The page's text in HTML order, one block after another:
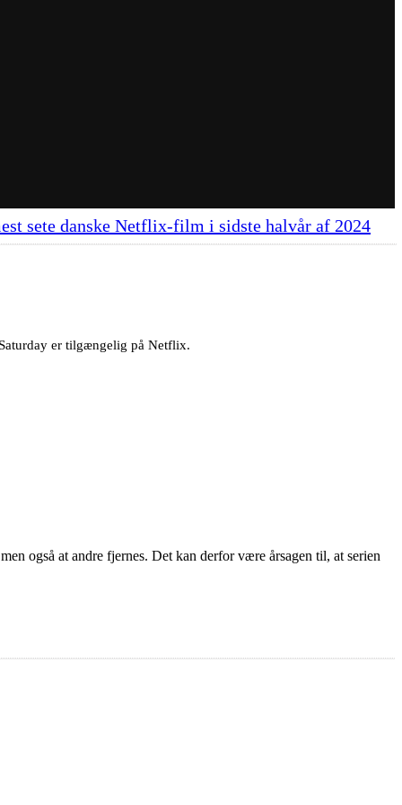
sete danske Netflix-film i sidste halvår af 2024
er tilgængelig på Netflix.
også at andre fjernes. Det kan derfor være årsagen til, at serien